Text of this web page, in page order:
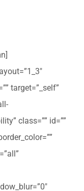
target=”_self”
class=”” id=””